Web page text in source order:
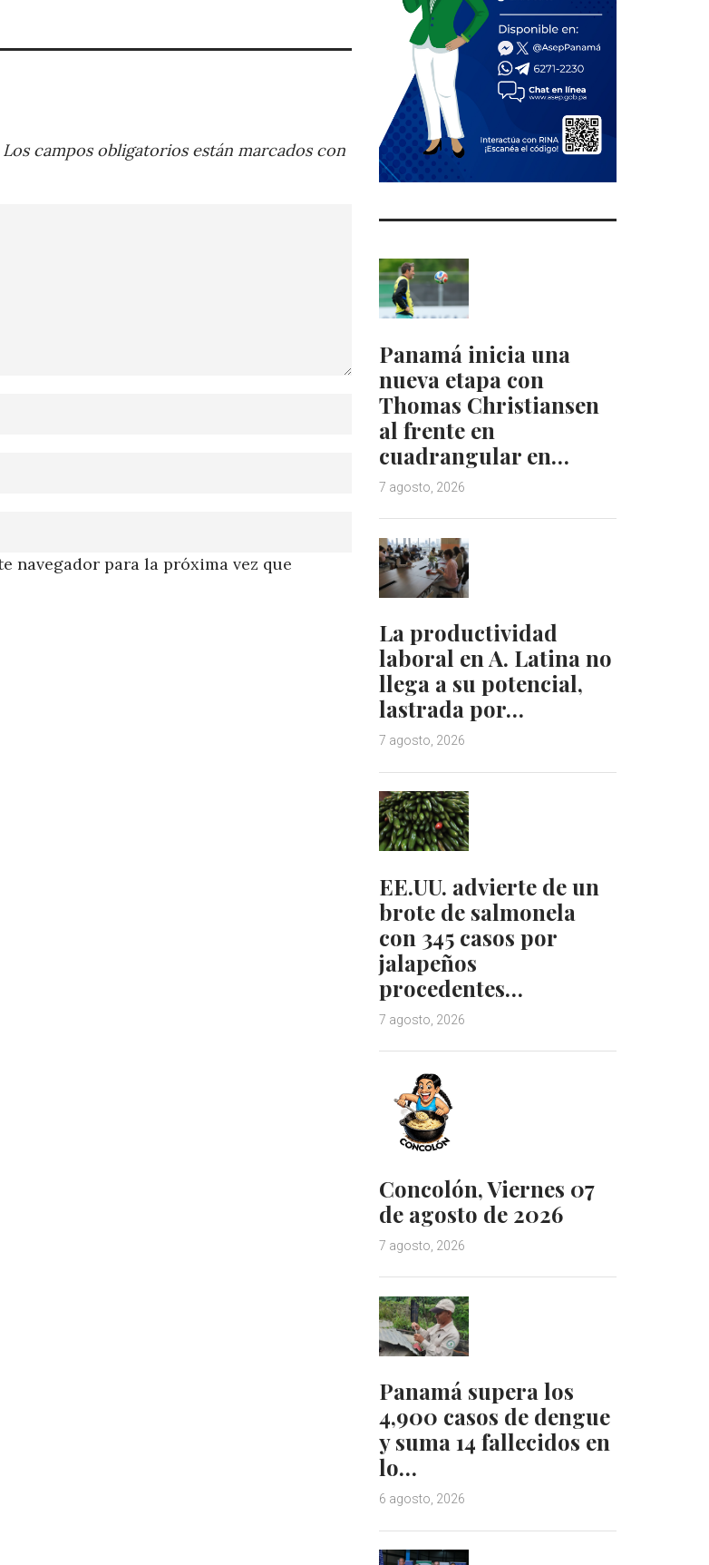
Los campos obligatorios están marcados con
navegador para la próxima vez que
Panamá inicia una
nueva etapa con
Thomas Christiansen
al frente en
cuadrangular en…
7 agosto, 2026
La productividad
laboral en A. Latina no
llega a su potencial,
lastrada por…
7 agosto, 2026
EE.UU. advierte de un
brote de salmonela
con 345 casos por
jalapeños
procedentes…
7 agosto, 2026
Concolón, Viernes 07
de agosto de 2026
7 agosto, 2026
Panamá supera los
4,900 casos de dengue
y suma 14 fallecidos en
lo…
6 agosto, 2026